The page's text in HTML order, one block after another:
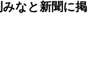
みなと新聞に掲